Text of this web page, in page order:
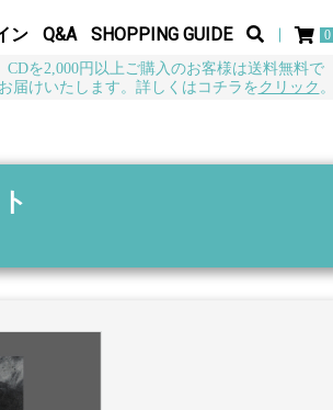
ン Q&A SHOPPING GUIDE 0
CDを2,000円以上ご購入のお客様は送料無料で
届けいたします。詳しくはコチラをクリック 。